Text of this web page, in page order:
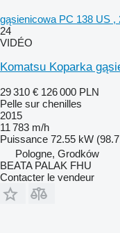
gąsienicowa PC 138 US ,
24
VIDÉO
Komatsu Koparka
29 310 € 126 000 PLN
Pelle sur chenilles
2015
11 783 m/h
Puissance 72.55 kW
Pologne, Grodków
BEATA PALAK FHU
Contacter le vendeur